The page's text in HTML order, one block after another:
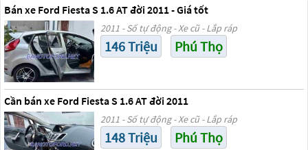
Bán xe Ford Fiesta S 1.6 AT đời 2011 - Giá tốt
2011 - Số tự động - Xe cũ - Lắp ráp
146 Triệu Phú Thọ
Cần bán xe Ford Fiesta S 1.6 AT đời 2011
2011 - Số tự động - Xe cũ - Lắp ráp
148 Triệu Phú Thọ